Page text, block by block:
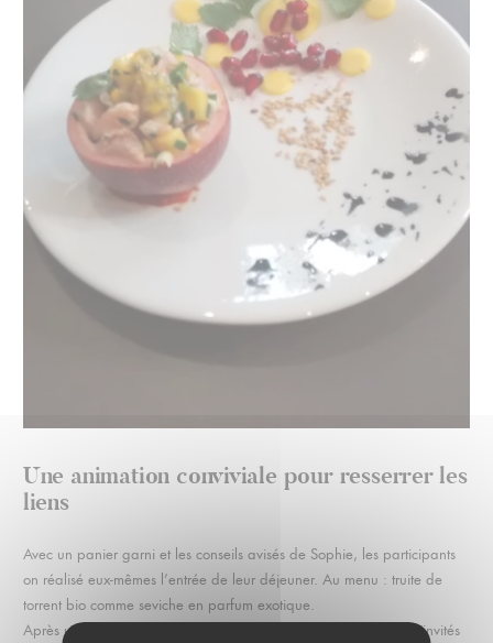
Une animation conviviale pour resserrer les
liens
Avec un panier garni et les conseils avisés de Sophie, les participants
on réalisé eux-mêmes l’entrée de leur déjeuner. Au menu : truite de
torrent bio comme seviche en parfum exotique.
Après une présentation des ingrédients et du plat à réaliser, les invités